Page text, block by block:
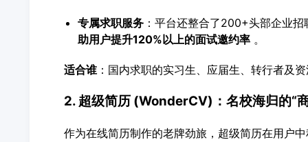
专属求职服务：平台还整合了200+头部企业招
助用户提升120%以上的面试邀约率。
适合谁：国内求职的实习生、应届生、转行者及
2. 超级简历 (WonderCV)：名校海归的“
作为在线简历制作的老牌劲旅，超级简历在用户